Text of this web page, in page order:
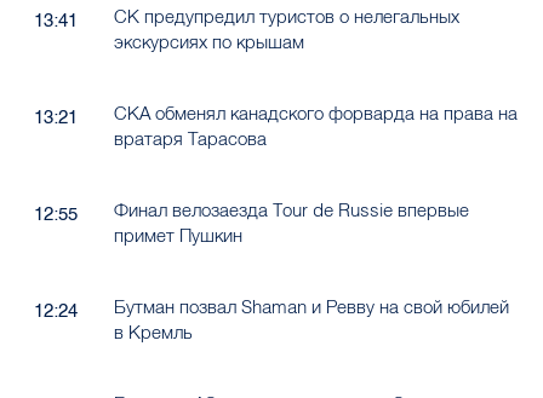
13:41
СК предупредил туристов о нелегальных
экскурсиях по крышам
13:21
СКА обменял канадского форварда на права на
вратаря Тарасова
12:55
Финал велозаезда Tour de Russie впервые
примет Пушкин
12:24
Бутман позвал Shaman и Ревву на свой юбилей
в Кремль